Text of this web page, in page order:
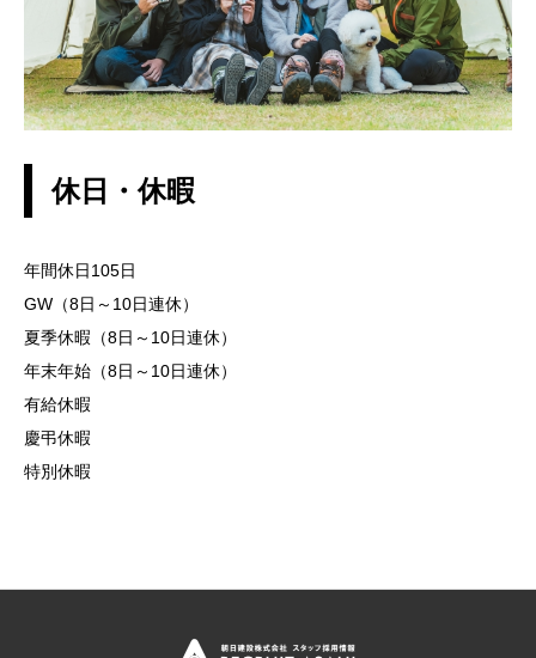
休日・休暇
年間休日105日
GW（8日～10日連休）
夏季休暇（8日～10日連休）
年末年始（8日～10日連休）
有給休暇
慶弔休暇
特別休暇